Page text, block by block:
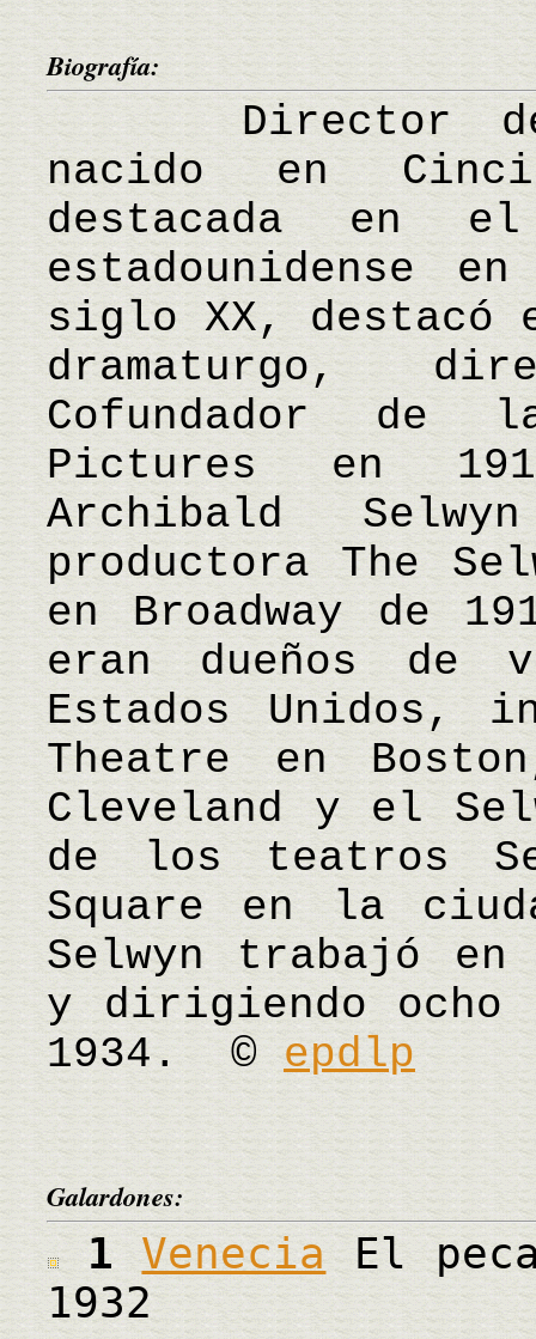
Biografía:
Director de
nacido en
destacada en
estadounidense
siglo XX, destacó
dramaturgo,
Cofundador de
Pictures en
Archibald
productora The
en Broadway de
eran dueños de
Estados Unidos,
Theatre en
Cleveland y el
de los teatros
Square en la
Selwyn trabajó en
y dirigiendo ocho
1934. ©epdlp
Galardones:
1VeneciaEl
1932